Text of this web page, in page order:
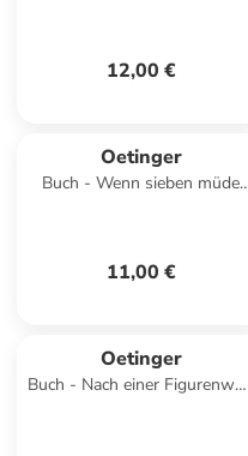
12,00 €
Oetinger
Buch - Wenn sieben müde
11,00 €
Oetinger
Buch - Nach einer Figurenwelt